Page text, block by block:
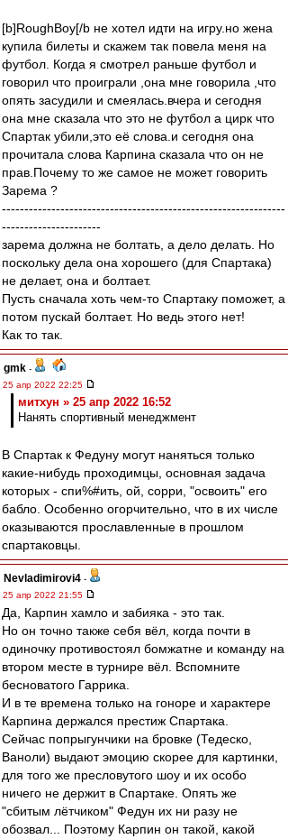
[b]RoughBoy[/b не хотел идти на игру.но жена
купила билеты и скажем так повела меня на
футбол. Когда я смотрел раньше футбол и
говорил что проиграли ,она мне говорила ,что
опять засудили и смеялась.вчера и сегодня
она мне сказала что это не футбол а цирк что
Спартак убили,это её слова.и сегодня она
прочитала слова Карпина сказала что он не
прав.Почему то же самое не может говорить
Зарема ?
---------------------------------------------------------------
----------------------
зарема должна не болтать, а дело делать. Но
поскольку дела она хорошего (для Спартака)
не делает, она и болтает.
Пусть сначала хоть чем-то Спартаку поможет, а
потом пускай болтает. Но ведь этого нет!
Как то так.
gmk -
25 апр 2022 22:25
митхун » 25 апр 2022 16:52
Нанять спортивный менеджмент
В Спартак к Федуну могут наняться только
какие-нибудь проходимцы, основная задача
которых - спи%#ить, ой, сорри, "освоить" его
бабло. Особенно огорчительно, что в их числе
оказываются прославленные в прошлом
спартаковцы.
Nevladimirovi4 -
25 апр 2022 21:55
Да, Карпин хамло и забияка - это так.
Но он точно также себя вёл, когда почти в
одиночку противостоял бомжатне и команду на
втором месте в турнире вёл. Вспомните
бесноватого Гаррика.
И в те времена только на гоноре и характере
Карпина держался престиж Спартака.
Сейчас попрыгунчики на бровке (Тедеско,
Ваноли) выдают эмоцию скорее для картинки,
для того же пресловутого шоу и их особо
ничего не держит в Спартаке. Опять же
"сбитым лётчиком" Федун их ни разу не
обозвал... Поэтому Карпин он такой, какой